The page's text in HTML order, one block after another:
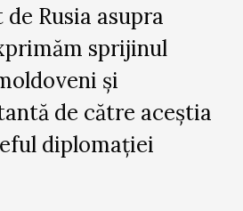
Rusia asupra
sprijinul
și
de către aceștia
diplomației